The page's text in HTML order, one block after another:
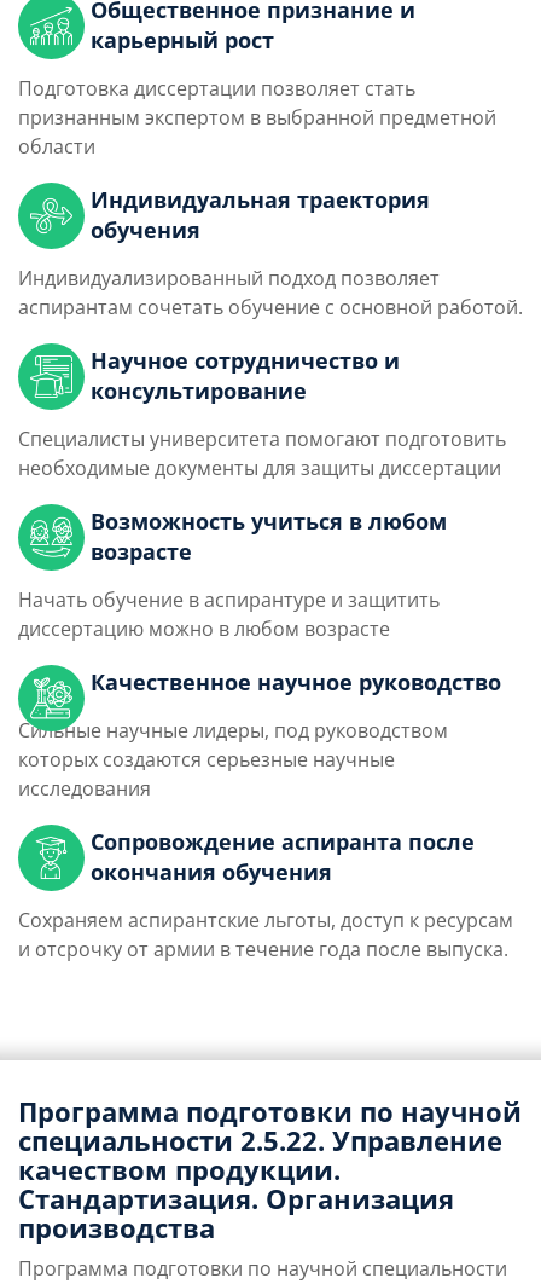
Общественное признание и
карьерный рост
Подготовка диссертации позволяет стать
признанным экспертом в выбранной предметной
области
Индивидуальная траектория
обучения
Индивидуализированный подход позволяет
аспирантам сочетать обучение с основной работой.
Научное сотрудничество и
консультирование
Специалисты университета помогают подготовить
необходимые документы для защиты диссертации
Возможность учиться в любом
возрасте
Начать обучение в аспирантуре и защитить
диссертацию можно в любом возрасте
Качественное научное руководство
Сильные научные лидеры, под руководством
которых создаются серьезные научные
исследования
Сопровождение аспиранта после
окончания обучения
Сохраняем аспирантские льготы, доступ к ресурсам
и отсрочку от армии в течение года после выпуска.
Программа подготовки по научной
специальности 2.5.22. Управление
качеством продукции.
Стандартизация. Организация
производства
Программа подготовки по научной специальности